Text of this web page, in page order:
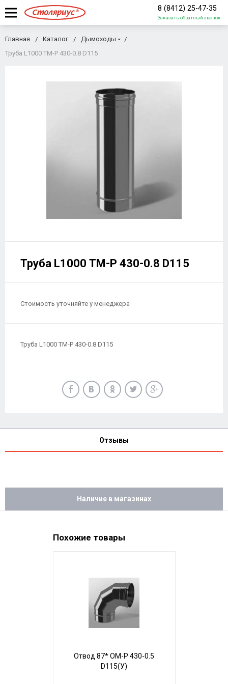
8 (8412) 25-47-35
Заказать обратный звонок
Главная Каталог
Дымоходы
Труба L1000 ТМ-Р 430-0.8 D115
Труба L1000 ТМ-Р 430-0.8 D115
Стоимость уточняйте у менеджера
Труба L1000 ТМ-Р 430-0.8 D115
Отзывы
Наличие в магазинах
Похожие товары
Отвод 87* ОМ-Р 430-0.5
D115(У)